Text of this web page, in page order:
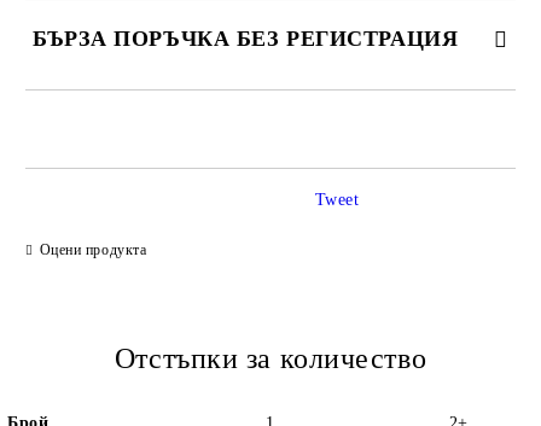
БЪРЗА ПОРЪЧКА БЕЗ РЕГИСТРАЦИЯ
Оцени продукта
Tweet
Отстъпки за количество